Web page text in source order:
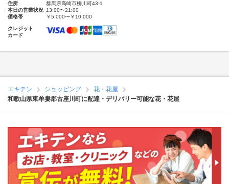
住所
群馬県高崎市柳川町43-1
本日の営業状況 13:00〜21:00
価格帯
￥5,000〜￥10,000
クレジット
カード
エキテン ショッピング
花・花屋
和歌山県東牟婁郡古座川町に配達・デリバリー可能な花・花屋